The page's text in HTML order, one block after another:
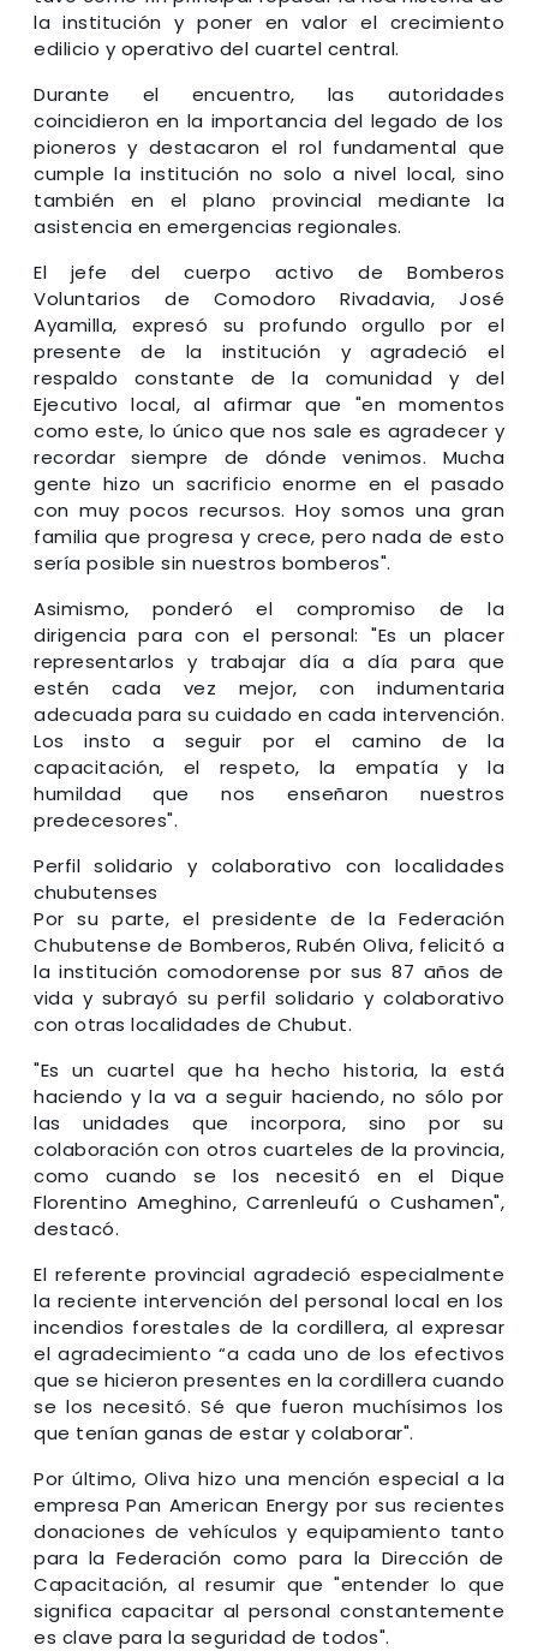
la institución y poner en valor el crecimiento
edilicio y operativo del cuartel central.
Durante el encuentro, las autoridades
coincidieron en la importancia del legado de los
pioneros y destacaron el rol fundamental que
cumple la institución no solo a nivel local, sino
también en el plano provincial mediante la
asistencia en emergencias regionales.
El jefe del cuerpo activo de Bomberos
Voluntarios de Comodoro Rivadavia, José
Ayamilla, expresó su profundo orgullo por el
presente de la institución y agradeció el
respaldo constante de la comunidad y del
Ejecutivo local, al afirmar que "en momentos
como este, lo único que nos sale es agradecer y
recordar siempre de dónde venimos. Mucha
gente hizo un sacrificio enorme en el pasado
con muy pocos recursos. Hoy somos una gran
familia que progresa y crece, pero nada de esto
sería posible sin nuestros bomberos".
Asimismo, ponderó el compromiso de la
dirigencia para con el personal: "Es un placer
representarlos y trabajar día a día para que
estén cada vez mejor, con indumentaria
adecuada para su cuidado en cada intervención.
Los insto a seguir por el camino de la
capacitación, el respeto, la empatía y la
humildad que nos enseñaron nuestros
predecesores".
Perfil solidario y colaborativo con localidades
chubutenses
Por su parte, el presidente de la Federación
Chubutense de Bomberos, Rubén Oliva, felicitó a
la institución comodorense por sus 87 años de
vida y subrayó su perfil solidario y colaborativo
con otras localidades de Chubut.
"Es un cuartel que ha hecho historia, la está
haciendo y la va a seguir haciendo, no sólo por
las unidades que incorpora, sino por su
colaboración con otros cuarteles de la provincia,
como cuando se los necesitó en el Dique
Florentino Ameghino, Carrenleufú o Cushamen",
destacó.
El referente provincial agradeció especialmente
la reciente intervención del personal local en los
incendios forestales de la cordillera, al expresar
el agradecimiento “a cada uno de los efectivos
que se hicieron presentes en la cordillera cuando
se los necesitó. Sé que fueron muchísimos los
que tenían ganas de estar y colaborar".
Por último, Oliva hizo una mención especial a la
empresa Pan American Energy por sus recientes
donaciones de vehículos y equipamiento tanto
para la Federación como para la Dirección de
Capacitación, al resumir que "entender lo que
significa capacitar al personal constantemente
es clave para la seguridad de todos".